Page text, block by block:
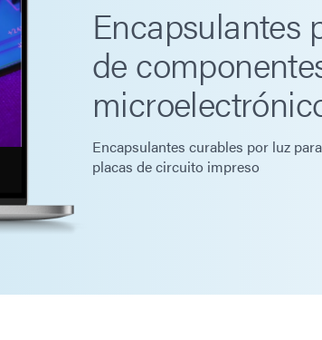
Encapsulantes
de
Encapsulantes curables por luz
placas de circuito impreso